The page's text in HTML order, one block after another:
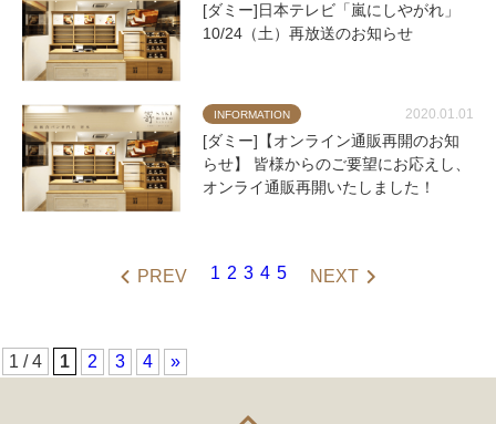
[ダミー]日本テレビ「嵐にしやがれ」
10/24（土）再放送のお知らせ
INFORMATION 2020.01.01
[ダミー]【オンライン通販再開のお知
らせ】 皆様からのご要望にお応えし、
オンライ通販再開いたしました！
PREV 1 2 3 4 5 NEXT
1 / 4 1 2 3 4 »